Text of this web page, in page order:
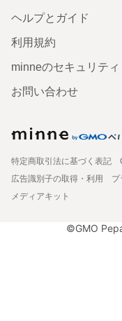
ヘルプとガイド
利用規約
minneのセキュリティ
お問い合わせ
特定商取引法に基づく表記
広告識別子の取得・利用
プ
メディアキット
©GMO